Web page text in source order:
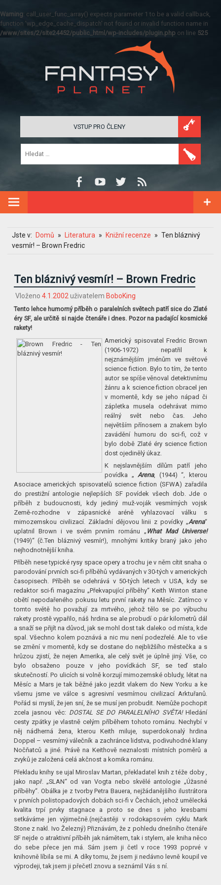
Warning: call_user_func_array() expects parameter 1 to be a valid callback,
function 'wp_edge_cache_dispatch' not found or invalid function name in
/www/sites/2/site24452/public_html/wp-includes/plugin.php on line 525
VSTUP PRO ČLENY
Jste v: Domů Literatura Knižní recenze
Ten bláznivý
vesmír! – Brown Fredric
Ten bláznivý vesmír! – Brown Fredric
Vloženo 4.1.2002 uživatelem BoboKing
Tento lehce humorný příběh o paralelních světech patří sice do Zlaté
éry SF, ale určitě si najde čtenáře i dnes. Pozor na padající kosmické
rakety!
Americký spisovatel Fredric Brown
(1906-1972) nepatřil k
nejznámějším jménům ve světové
science fiction. Bylo to tím, že tento
autor se spíše věnoval detektivnímu
žánru a k science fiction obracel jen
v momentě, kdy se jeho nápad či
zápletka musela odehrávat mimo
reálný svět nebo čas. Jeho
největším přínosem a znakem bylo
zavádění humoru do sci-fi, což v
bylo době Zlaté éry science fiction
dost ojedinělý úkaz.
K nejslavnějším dílům patří jeho
povídka „ Arena, (1944) “, kterou
Asociace amerických spisovatelů science fiction (SFWA) zařadila
do prestižní antologie nejlepších SF povídek všech dob. Jde o
příběh z budoucnosti, kdy jediný muž-voják vesmírných vojsk
Země-rozhodne v zápasnické aréně vyhlazovací válku s
mimozemskou civilizací. Základní dějovou linii z povídky „Arena“
uplatnil Brown i ve svém prvním románu „ What Mad Universe!
(1949)“ (č.Ten bláznivý vesmír!), mnohými kritiky braný jako jeho
nejhodnotnější kniha.
Příběh nese typické rysy space opery a trochu je v něm cítit snaha o
parodování prvních sci-fi příběhů vydávaných v 30-tých v amerických
časopisech. Příběh se odehrává v 50-tých letech v USA, kdy se
redaktor sci-fi magazínu „Překvapující příběhy“ Keith Winton stane
obětí nepodařeného pokusu letu první rakety na Měsíc. Zatímco v
tomto světě ho považují za mrtvého, jehož tělo se po výbuchu
rakety prostě vypařilo, náš hrdina se ale probudí o pár kilometrů dál
a snaží se přijít na důvod, jak se mohl dost tak daleko od místa, kde
spal. Všechno kolem poznává a nic mu není podezřelé. Ale to vše
se změní v momentě, kdy se dostane do nejbližšího městečka a s
hrůzou zjistí, že nejen Amerika, ale celý svět je úplně jiný. Vše, co
bylo obsaženo pouze v jeho povídkách SF, se teď stalo
skutečností. Po ulicích si volně korzují mimozemské obludy, létat na
Měsíc a Mars je tak běžné jako jezdit vlakem do New Yorku a ke
všemu jsme ve válce s agresivní vesmírnou civilizací Arktuřanů.
Pořád si myslí, že jen sní, že se musí jen probudit. Nemůže pochopit
zcela jasnou věc: DOSTAL SE DO PARALELNÍHO SVĚTA!Hledání
cesty zpátky je vlastně celým příběhem tohoto románu. Nechybí v
něj nádherná žena, kterou Keith miluje, superdokonalý hrdina
Doppel – vesmírný válečník a zachránce lidstva, podivuhodné klany
Nočňatců a jiné. Právě na Keithově neznalosti místních poměrů a
zvyků je založená celá akčnost a komika románu.
Překladu knihy se ujal Miroslav Martan, překladatel knih z téže doby ,
jako např. „SLAN“ od van Vogta nebo skvělé antologie „Úžasné
příběhy“. Obálka je z tvorby Petra Bauera, nejžádanějšího ilustrátora
v prvních polistopadových dobách sci-fi v Čechách, jehož umělecká
kvalita trpí prvky stagnace a proto se dnes s jeho kresbami
setkáváme jen výjimečně.(nejčastěji v rodokapsovém cyklu Mark
Stone z nakl. Ivo Železný) Přiznávám, že z pohledu dnešního čtenáře
SF nejde o atraktivní příběh jak námětem, tak i stylem, ale kniha něco
do sebe přece jen má. Sám jsem ji četl v roce 1993 poprvé v
knihovně líbila se mi. A díky tomu, že jsem ji nedávno levně koupil ve
výprodeji, tak jsem ji přečetl znovu a seznámil Vás s ní.